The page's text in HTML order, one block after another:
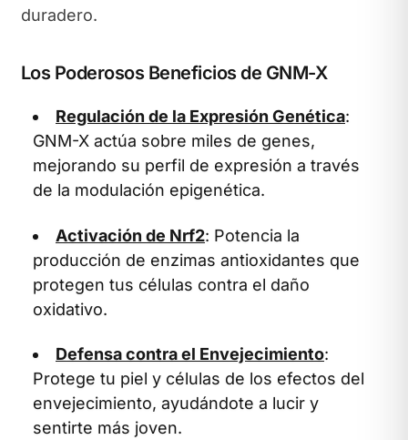
duradero.
Los Poderosos Beneficios de GNM-X
Regulación de la Expresión Genética:
GNM-X actúa sobre miles de genes,
mejorando su perfil de expresión a través
de la modulación epigenética.
Activación de Nrf2: Potencia la
producción de enzimas antioxidantes que
protegen tus células contra el daño
oxidativo.
Defensa contra el Envejecimiento:
Protege tu piel y células de los efectos del
envejecimiento, ayudándote a lucir y
sentirte más joven.